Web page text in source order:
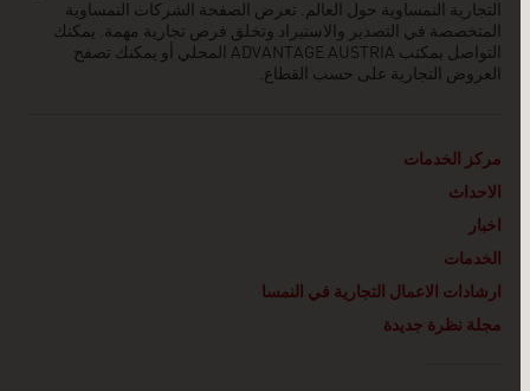
التجارية النمساوية حول العالم. تعرض الصفحة الشركات النمساوية
المتخصصة في التصدير والاستيراد وتخلق فرص تجارية مهمة. يمكنك
التواصل بمكتب ADVANTAGE AUSTRIA
المحلي أو يمكنك تصفح
العروض التجارية على حسب القطاع.
مركز الخدمات
الاحداث
اخبار
الخدمات
ارشادات الاعمال التجارية في النمسا
مجلة نظرة جديدة